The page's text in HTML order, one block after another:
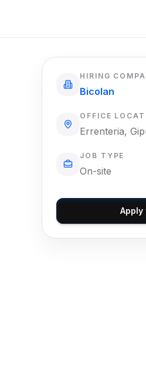
HIRING
Bicolan
OFFICE
Errenteria,
JOB TYPE
On-site
Apply